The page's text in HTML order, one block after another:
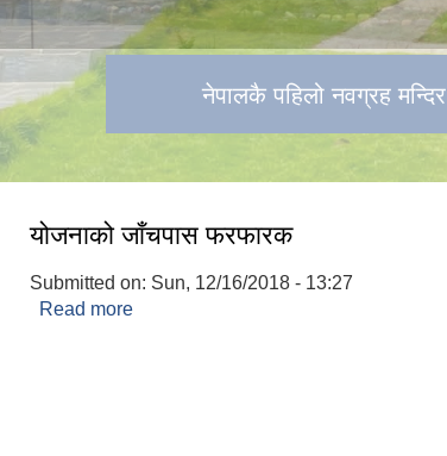
नेपालकै पहिलो नवग्रह मन्दिर
योजनाको जाँचपास फरफारक
Submitted on: Sun, 12/16/2018 - 13:27
Read more